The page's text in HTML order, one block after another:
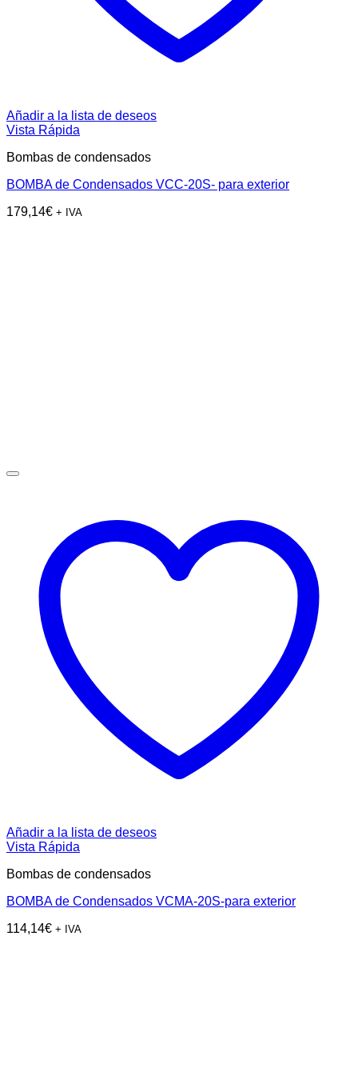
Añadir a la lista de deseos
Vista Rápida
Bombas de condensados
BOMBA de Condensados VCC-20S- para exterior
179,14€ + IVA
Añadir a la lista de deseos
Vista Rápida
Bombas de condensados
BOMBA de Condensados VCMA-20S-para exterior
114,14€ + IVA